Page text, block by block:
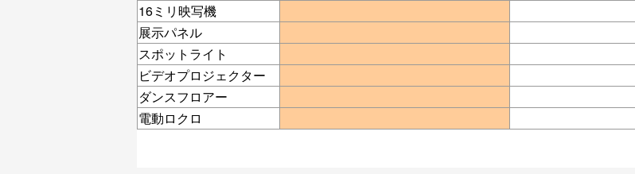
16ミリ映写機
展示パネル
スポットライト
ビデオプロジェクター
ダンスフロアー
電動ロクロ